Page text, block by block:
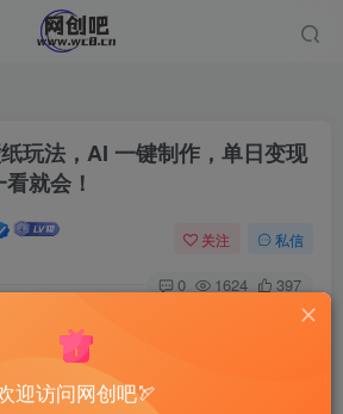
玩法，AI 一键制作，单日变现
就会！
关注 私信
0 1624 397
迎访问网创吧🏹